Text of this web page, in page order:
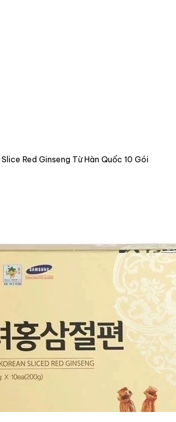
Red Ginseng Từ Hàn Quốc 10 Gói